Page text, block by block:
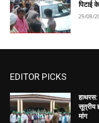
पिटाई
29/08/
EDITOR PICKS
सूत्रीय
मांग